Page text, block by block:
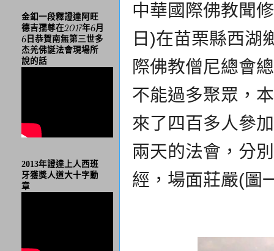
中華國際佛教聞
日)在苗栗縣西湖
際佛教僧尼總會
不能過多聚眾，
來了四百多人參
兩天的法會，分
經，場面莊嚴(圖
金釦一段釋證達阿旺
德吉孺尊在2017年6月
6日恭賀南無第三世多
杰羌佛誕法會現場所
說的話
2013年證達上人西班
牙獲獎人道大十字勳
章